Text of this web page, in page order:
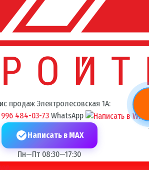
продаж Электролесовская 1А:
996 484-03-73 WhatsApp
Написать в MAX
Пн—Пт 08:30—17:30